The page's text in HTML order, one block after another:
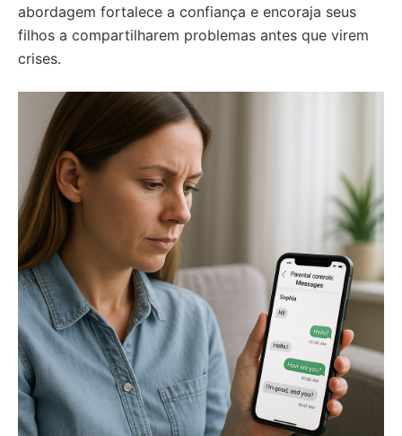
abordagem fortalece a confiança e encoraja seus
filhos a compartilharem problemas antes que virem
crises.